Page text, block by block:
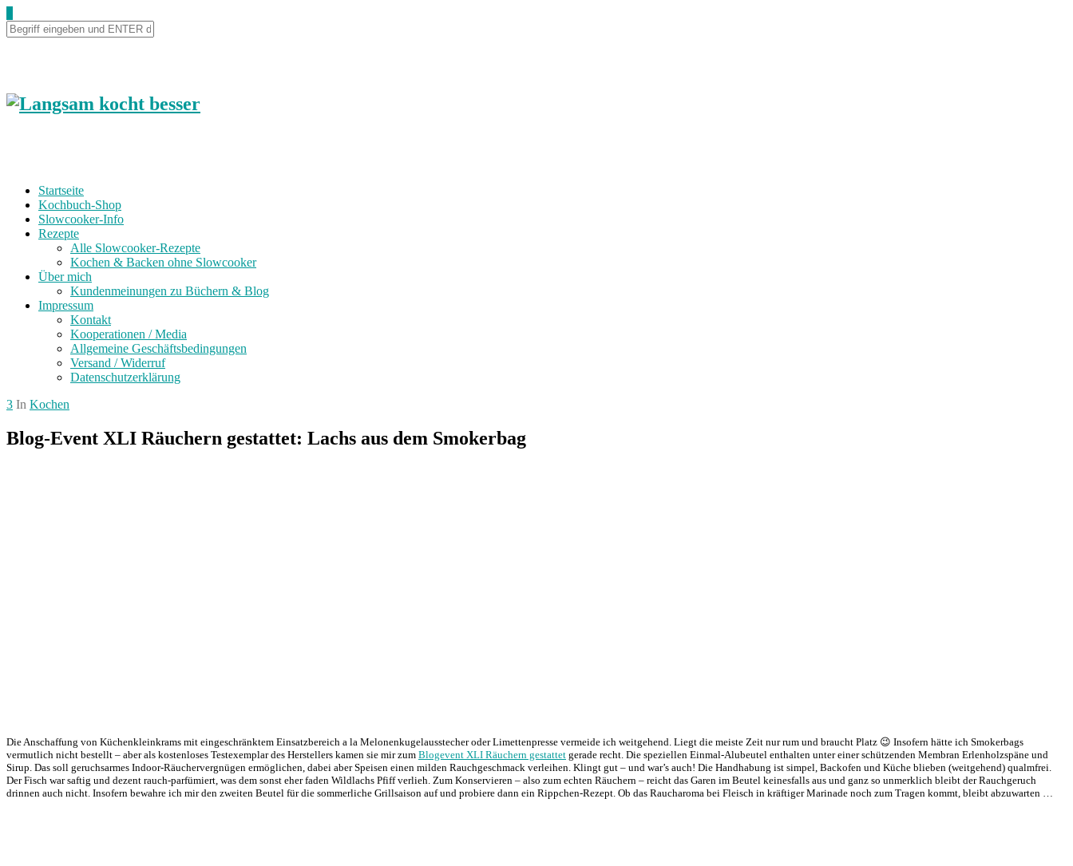
Startseite
Kochbuch-Shop
Slowcooker-Info
Rezepte
Alle Slowcooker-Rezepte
Kochen & Backen ohne Slowcooker
Über mich
Kundenmeinungen zu Büchern & Blog
Impressum
Kontakt
Kooperationen / Media
Allgemeine Geschäftsbedingungen
Versand / Widerruf
Datenschutzerklärung
3 In Kochen
Blog-Event XLI Räuchern gestattet: Lachs aus dem Smokerbag
Die Anschaffung von Küchenkleinkrams mit eingeschränktem Einsatzbereich a la Melonenkugelausstecher oder Limettenpresse vermeide ich weitgehend. Liegt die meiste Zeit nur rum und braucht Platz 😉 Insofern hätte ich Smokerbags
vermutlich nicht bestellt – aber als kostenloses Testexemplar des Herstellers kamen sie mir zum Blogevent XLI Räuchern gestattet gerade recht. Die speziellen Einmal-Alubeutel enthalten unter einer schützenden Membran Erlenholzspäne und
Sirup. Das soll geruchsarmes Indoor-Räuchervergnügen ermöglichen, dabei aber Speisen einen milden Rauchgeschmack verleihen. Klingt gut – und war’s auch! Die Handhabung ist simpel, Backofen und Küche blieben (weitgehend) qualmfrei.
Der Fisch war saftig und dezent rauch-parfümiert, was dem sonst eher faden Wildlachs Pfiff verlieh. Zum Konservieren – also zum echten Räuchern – reicht das Garen im Beutel keinesfalls aus und ganz so unmerklich bleibt der Rauchgeruch
drinnen auch nicht. Insofern bewahre ich mir den zweiten Beutel für die sommerliche Grillsaison auf und probiere dann ein Rippchen-Rezept. Ob das Raucharoma bei Fleisch in kräftiger Marinade noch zum Tragen kommt, bleibt abzuwarten …